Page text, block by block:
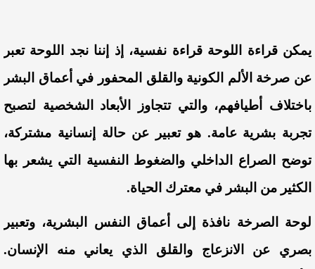
يمكن قراءة اللوحة قراءة نفسية، إذ إننا نجد اللوحةتعبر
عن صرخة الألم الكونية والقلق المحفور في أعماق البشر
باختلاف أطيافهم، والتي تتجاوز الأبعاد الشخصية لتصبح
تجربة بشرية عامة. هو تعبير عن حالة إنسانية مشتركة،
توضح الصراع الداخلي والضغوط النفسية التي يشعر بها
الكثير من البشر في معترك الحياة.
لوحة الصرخة نافذة إلى أعماق النفس البشرية، وتعبير
بصري عن الانزعاج والقلق الذي يعاني منه الإنسان.